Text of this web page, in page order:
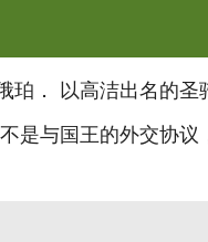
珀． 以高洁出名的圣
是与国王的外交协议